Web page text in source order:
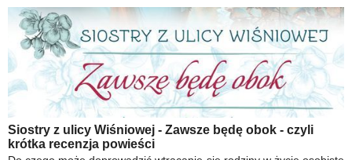
Siostry z ulicy Wiśniowej - Zawsze będę obok - czyli
krótka recenzja powieści